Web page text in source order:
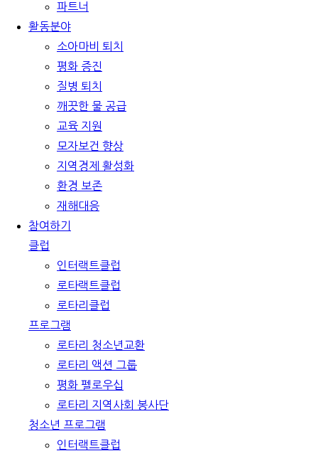
파트너
활동분야
소아마비 퇴치
평화 증진
질병 퇴치
깨끗한 물 공급
교육 지원
모자보건 향상
지역경제 활성화
환경 보존
재해대응
참여하기
클럽
인터랙트클럽
로타랙트클럽
로타리클럽
프로그램
로타리 청소년교환
로타리 액션 그룹
평화 펠로우십
로타리 지역사회 봉사단
청소년 프로그램
인터랙트클럽